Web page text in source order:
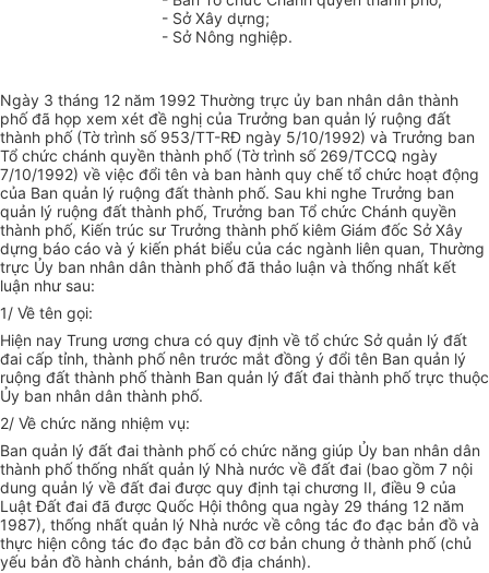
- Sở Xây dựng;
- Sở Nông nghiệp.
Ngày 3 tháng 12 năm 1992 Thường trực ủy ban nhân dân thành
phố đã họp xem xét đề nghị của Trưởng ban quản lý ruộng đất
thành phố (Tờ trình số 953/TT-RĐ ngày 5/10/1992) và Trưởng ban
Tổ chức chánh quyền thành phố (Tờ trình số 269/TCCQ ngày
7/10/1992) về việc đổi tên và ban hành quy chế tổ chức hoạt động
của Ban quản lý ruộng đất thành phố. Sau khi nghe Trưởng ban
quản lý ruộng đất thành phố, Trưởng ban Tổ chức Chánh quyền
thành phố, Kiến trúc sư Trưởng thành phố kiêm Giám đốc Sở Xây
dựng báo cáo và ý kiến phát biểu của các ngành liên quan, Thường
trực Ủy ban nhân dân thành phố đã thảo luận và thống nhất kết
luận như sau:
1/ Về tên gọi:
Hiện nay Trung ương chưa có quy định về tổ chức Sở quản lý đất
đai cấp tỉnh, thành phố nên trước mắt đồng ý đổi tên Ban quản lý
ruộng đất thành phố thành Ban quản lý đất đai thành phố trực thuộc
Ủy ban nhân dân thành phố.
2/ Về chức năng nhiệm vụ:
Ban quản lý đất đai thành phố có chức năng giúp Ủy ban nhân dân
thành phố thống nhất quản lý Nhà nước về đất đai (bao gồm 7 nội
dung quản lý về đất đai được quy định tại chương II, điều 9 của
Luật Đất đai đã được Quốc Hội thông qua ngày 29 tháng 12 năm
1987), thống nhất quản lý Nhà nước về công tác đo đạc bản đồ và
thực hiện công tác đo đạc bản đồ cơ bản chung ở thành phố (chủ
yếu bản đồ hành chánh, bản đồ địa chánh).